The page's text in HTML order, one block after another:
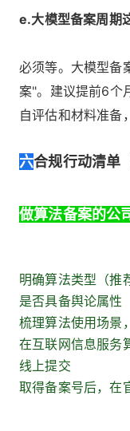
e.大模型备案周期
必须等。大模型备
案"。建议提前6个
自评估和材料准备
六合规行动清单
做算法备案的公
明确算法类型（推
是否具备舆论属性
梳理算法使用场景
在互联网信息服务
线上提交
取得备案号后，在